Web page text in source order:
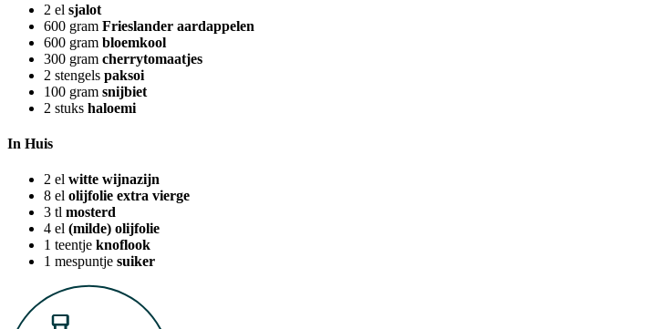
2 el sjalot
600 gram Frieslander aardappelen
600 gram bloemkool
300 gram cherrytomaatjes
2 stengels paksoi
100 gram snijbiet
2 stuks haloemi
In Huis
2 el witte wijnazijn
8 el olijfolie extra vierge
3 tl mosterd
4 el (milde) olijfolie
1 teentje knoflook
1 mespuntje suiker